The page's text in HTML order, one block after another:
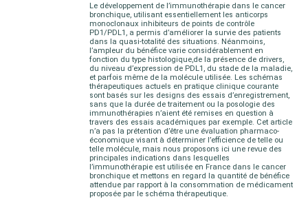
Le développement de l’immunothérapie dans le cancer
bronchique, utilisant essentiellement les anticorps
monoclonaux inhibiteurs de points de contrôle
PD1/PDL1, a permis d’améliorer la survie des patients
dans la quasi-totalité des situations. Néanmoins,
l’ampleur du bénéfice varie considérablement en
fonction du type histologique, de la présence de drivers,
du niveau d’expression de PDL1, du stade de la maladie,
et parfois même de la molécule utilisée. Les schémas
thérapeutiques actuels en pratique clinique courante
sont basés sur les designs des essais d’enregistrement,
sans que la durée de traitement ou la posologie des
immunothérapies n’aient été remises en question à
travers des essais académiques par exemple. Cet article
n’a pas la prétention d’être une évaluation pharmaco-
économique visant à déterminer l’efficience de telle ou
telle molécule, mais nous proposons ici une revue des
principales indications dans lesquelles
l’immunothérapie est utilisée en France dans le cancer
bronchique et mettons en regard la quantité de bénéfice
attendue par rapport à la consommation de médicament
proposée par le schéma thérapeutique.